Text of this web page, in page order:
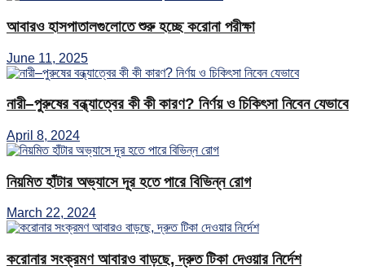
আবারও হাসপাতালগুলোতে শুরু হচ্ছে করোনা পরীক্ষা
June 11, 2025
নারী–পুরুষের বন্ধ্যাত্বের কী কী কারণ? নির্ণয় ও চিকিৎসা নিবেন যেভাবে
April 8, 2024
নিয়মিত হাঁটার অভ্যাসে দূর হতে পারে বিভিন্ন রোগ
March 22, 2024
করোনার সংক্রমণ আবারও বাড়ছে, দ্রুত টিকা দেওয়ার নির্দেশ